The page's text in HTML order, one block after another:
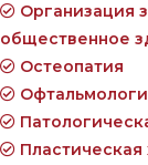
Организация
общественное
Остеопатия
Пластическая